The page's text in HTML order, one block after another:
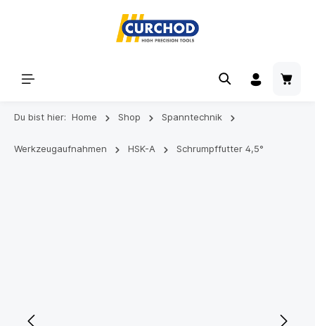
Du bist hier: Home Shop Spanntechnik
Werkzeugaufnahmen HSK-A Schrumpffutter 4,5°